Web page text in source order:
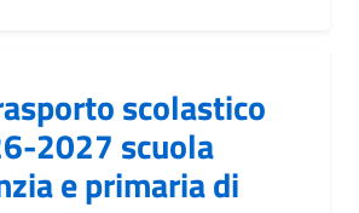
scolastico
2027 scuola
e primaria di